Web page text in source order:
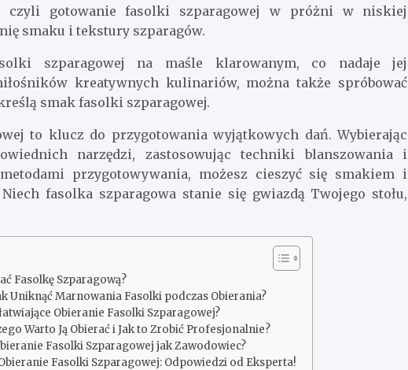
czyli gotowanie fasolki szparagowej w próżni w niskiej
smaku i tekstury szparagów.
szparagowej na maśle klarowanym, co nadaje jej
kreatywnych kulinariów, można także spróbować
smak fasolki szparagowej.
to klucz do przygotowania wyjątkowych dań. Wybierając
narzędzi, zastosowując techniki blanszowania i
przygotowywania, możesz cieszyć się smakiem i
fasolka szparagowa stanie się gwiazdą Twojego stołu,
Fasolkę Szparagową?
Uniknąć Marnowania Fasolki podczas Obierania?
Obieranie Fasolki Szparagowej?
Warto Ją Obierać i Jak to Zrobić Profesjonalnie?
Fasolki Szparagowej jak Zawodowiec?
Fasolki Szparagowej: Odpowiedzi od Eksperta!